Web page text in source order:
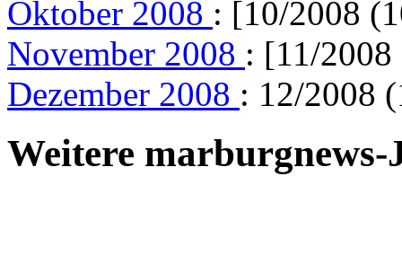
Oktober 2008 : [10/2008
November 2008 : [11/2008
Dezember 2008 : 12/2008
Weitere marburgnews-